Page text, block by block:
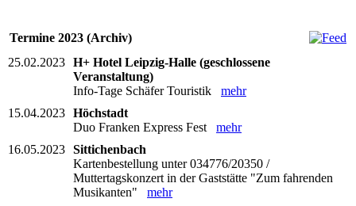
Termine 2023 (Archiv)
25.02.2023 H+ Hotel Leipzig-Halle (geschlossene
Veranstaltung)
Info-Tage Schäfer Touristik mehr
15.04.2023 Höchstadt
Duo Franken Express Fest mehr
16.05.2023 Sittichenbach
Kartenbestellung unter 034776/20350 /
Muttertagskonzert in der Gaststätte "Zum fahrenden
Musikanten" mehr